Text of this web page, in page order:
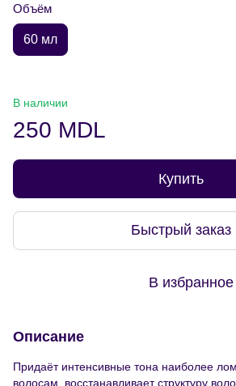
Объём
60 мл
В наличии
250 MDL
Купить
Быстрый заказ
В избранное
Описание
Придаёт интенсивные тона наиболее
волосам, восстанавливает структуру